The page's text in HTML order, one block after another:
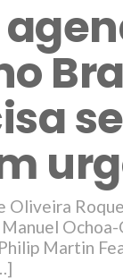
Martin